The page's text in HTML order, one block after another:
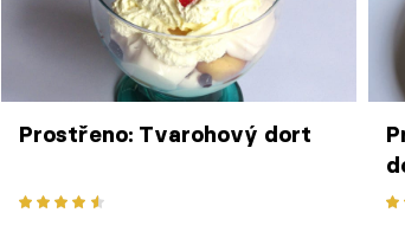
Prostřeno: Tvarohový dort